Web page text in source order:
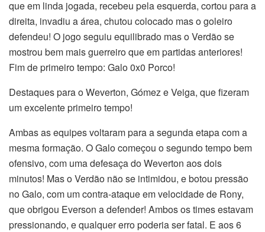
que em linda jogada, recebeu pela esquerda, cortou para a
direita, invadiu a área, chutou colocado mas o goleiro
defendeu! O jogo seguiu equilibrado mas o Verdão se
mostrou bem mais guerreiro que em partidas anteriores!
Fim de primeiro tempo: Galo 0x0 Porco!
Destaques para o Weverton, Gómez e Veiga, que fizeram
um excelente primeiro tempo!
Ambas as equipes voltaram para a segunda etapa com a
mesma formação. O Galo começou o segundo tempo bem
ofensivo, com uma defesaça do Weverton aos dois
minutos! Mas o Verdão não se intimidou, e botou pressão
no Galo, com um contra-ataque em velocidade de Rony,
que obrigou Everson a defender! Ambos os times estavam
pressionando, e qualquer erro poderia ser fatal. E aos 6